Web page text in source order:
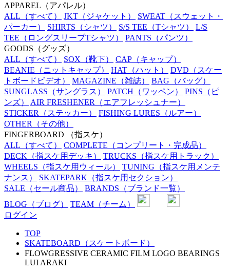
APPAREL （アパレル）
ALL （すべて） JKT （ジャケット） SWEAT （スウェット・
パーカー）
SHIRTS （シャツ） S/S TEE （Tシャツ）
L/S
TEE （ロングスリーブTシャツ） PANTS （パンツ）
GOODS （グッズ）
ALL （すべて） SOX （靴下） CAP （キャップ）
BEANIE （ニットキャップ） HAT （ハット） DVD （スケー
トボードビデオ）
MAGAZINE （雑誌） BAG （バッグ）
SUNGLASS （サングラス） PATCH （ワッペン） PINS （ピ
ンズ）
AIR FRESHENER （エアフレッシュナー）
STICKER （ステッカー） FISHING LURES （ルアー）
OTHER （その他）
FINGERBOARD
（指スケ）
ALL （すべて） COMPLETE （コンプリート・完成品）
DECK （指スケ用デッキ） TRUCKS （指スケ用トラック）
WHEELS （指スケ用ウィール） TUNING （指スケ用メンテ
ナンス）
SKATEPARK （指スケ用セクション）
SALE （セール商品） BRANDS （ブランド一覧）
BLOG （ブログ） TEAM （チーム）
ログイン
TOP
SKATEBOARD（スケートボード）
FLOWGRESSIVE CERAMIC FILM LOGO BEARINGS
LUI ARAKI